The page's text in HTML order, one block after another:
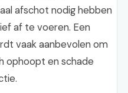
afschot nodig hebben
af te voeren. Een
vaak aanbevolen om
ophoopt en schade